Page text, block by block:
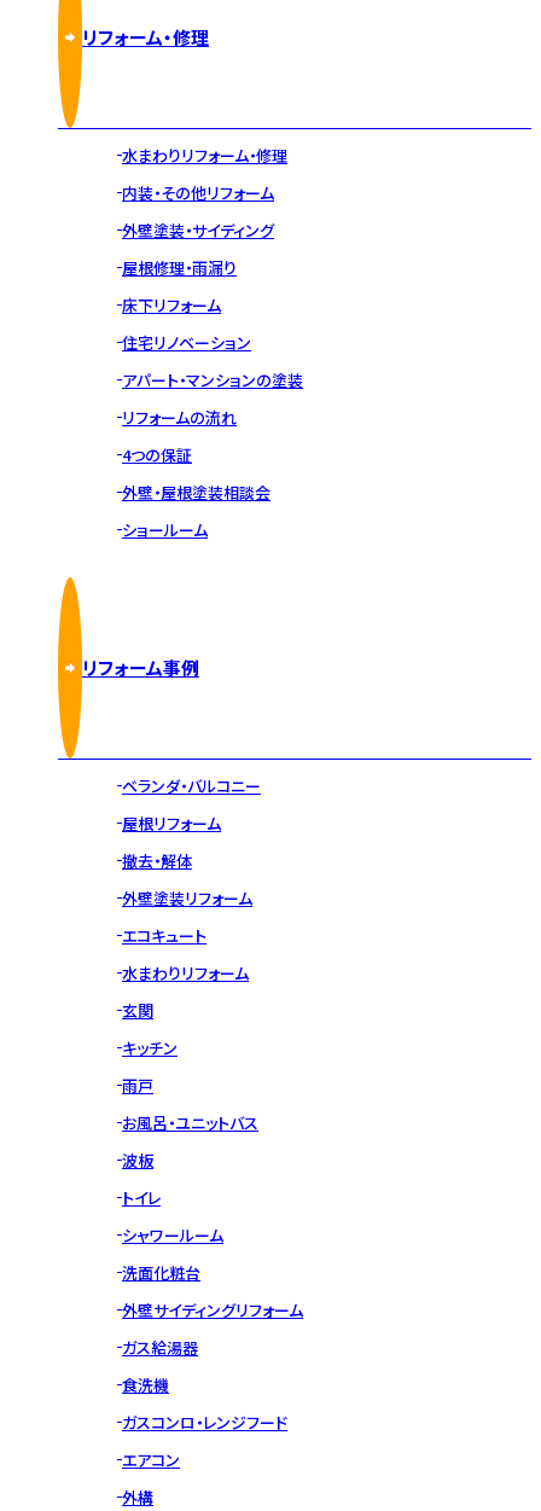
リフォーム・修理
水まわりリフォーム・修理
内装・その他リフォーム
外壁塗装・サイディング
屋根修理・雨漏り
床下リフォーム
住宅リノベーション
アパート・マンションの塗装
リフォームの流れ
4つの保証
外壁・屋根塗装相談会
ショールーム
リフォーム事例
ベランダ・バルコニー
屋根リフォーム
撤去・解体
外壁塗装リフォーム
エコキュート
水まわりリフォーム
玄関
キッチン
雨戸
お風呂・ユニットバス
波板
トイレ
シャワールーム
洗面化粧台
外壁サイディングリフォーム
ガス給湯器
食洗機
ガスコンロ・レンジフード
エアコン
外構